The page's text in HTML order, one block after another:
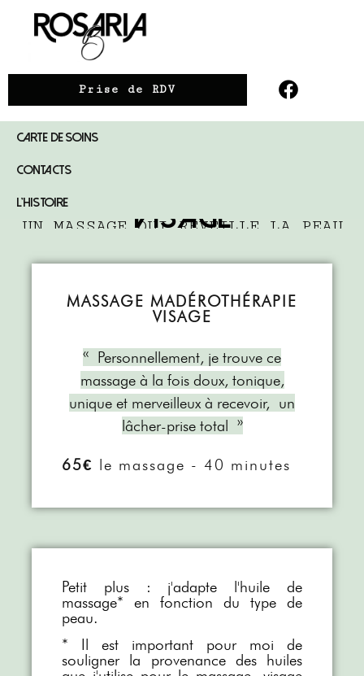
CARTE DE SOINS
CONTACTS
L’HISTOIRE
Prise de RDV
UN MASSAGE DU VISAGE ANTI-ÂGE
LE madérothérapie
visage
UN MASSAGE QUI RÉVEILLE LA PEAU
MASSAGE MADÉROTHÉRAPIE
VISAGE
« Personnellement, je trouve ce
massage à la fois doux, tonique,
unique et merveilleux à recevoir, un
lâcher-prise total »
65€ le massage - 40 minutes
Petit plus : j'adapte l'huile de
massage* en fonction du type de
peau.
* Il est important pour moi de
souligner la provenance des huiles